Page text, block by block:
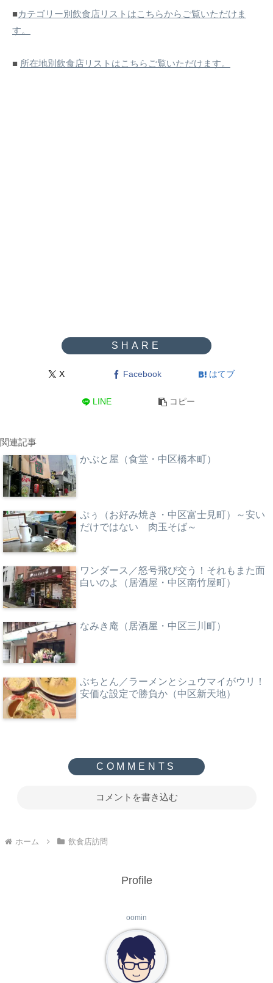
■カテゴリー別飲食店リストはこちらからご覧いただけま
す。
■ 所在地別飲食店リストはこちらご覧いただけます。
X Facebook はてブ
LINE コピー
関連記事
かぶと屋（食堂・中区橋本町）
ぷぅ（お好み焼き・中区富士見町）～安い
だけではない 肉玉そば～
ワンダース／怒号飛び交う！それもまた面
白いのよ（居酒屋・中区南竹屋町）
なみき庵（居酒屋・中区三川町）
ぶちとん／ラーメンとシュウマイがウリ！
安価な設定で勝負か（中区新天地）
コメントを書き込む
ホーム 飲食店訪問
Profile
oomin